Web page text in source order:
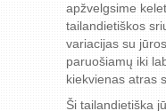
apžvelgsime
tailandietiškos
variacijas su
paruošiamų iki
kiekvienas atras
Ši tailandietiška